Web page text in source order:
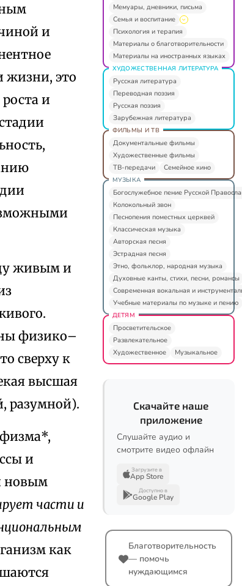
и
жизни, это
и
живым и
физико–
сверху к
высшая
разумной).
и
новым
части и
как
Мемуары, дневники, письма
Семья и воспитание
Психология и терапия
Материалы о благотворительности
Материалы на иностранных языках
ХУДОЖЕСТВЕННАЯ ЛИТЕРАТУРА
Русская литература
Переводная поэзия
Русская поэзия
Зарубежная литература
ФИЛЬМЫ И ТВ
Документальные фильмы
Художественные фильмы
ТВ-передачи
Семейное кино
МУЗЫКА
Богослужебное пение Русской
Колокольный звон
Песнопения поместных церквей
Классическая музыка
Авторская песня
Эстрадная песня
Этно, фольклор, народная музыка
Духовные канты, стихи, песни, романсы
Современная вокальная и
Учебные материалы по музыке и пению
ДЕТЯМ
Просветительское
Развлекательное
Художественное
Музыкальное
Скачайте наше
приложение
Слушайте аудио и
смотрите видео офлайн
Загрузите в
App Store
Доступно в
Google Play
Благотворительность
— помочь
нуждающимся